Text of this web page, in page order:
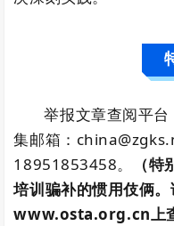
举报文章查阅平
集邮箱：
18951853458。
（
培训骗补的惯用伎俩
www.osta.org.cn上